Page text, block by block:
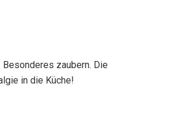
zaubern. Die
in die Küche!